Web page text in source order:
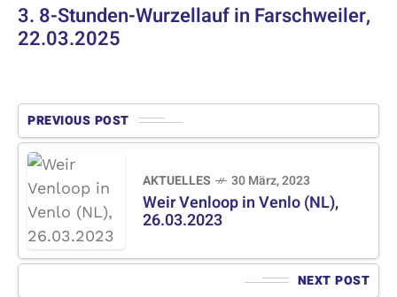
3. 8-Stunden-Wurzellauf in Farschweiler,
22.03.2025
PREVIOUS POST
AKTUELLES 30 März, 2023
Weir Venloop in Venlo (NL),
26.03.2023
NEXT POST